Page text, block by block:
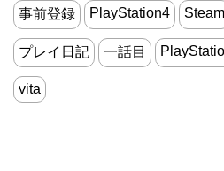
事前登録 PlayStation4 Steam
プレイ日記 一話目
vita